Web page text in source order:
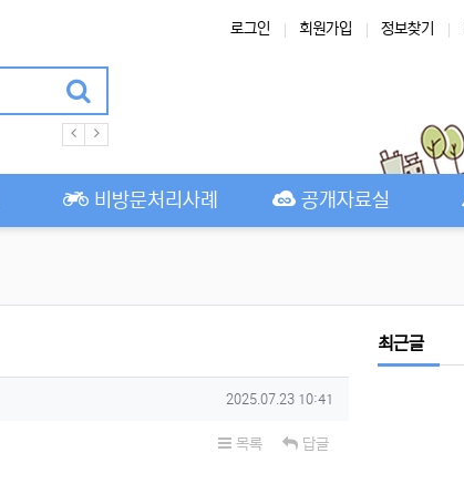
로그인 회원가입 정보찾기
비방문처리사례 공개자료실
작성일
2025.07.23 10:41
목록 답글
최근글